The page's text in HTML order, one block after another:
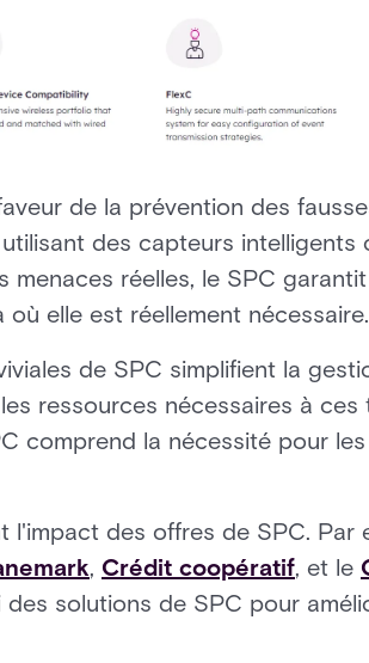
de la prévention des
des capteurs
menaces réelles, le SPC
elle est réellement nécessaire.
de SPC simplifient la
ressources nécessaires à
comprend la nécessité pour
l'impact des offres de SPC. Par
, Crédit coopératif, et le
solutions de SPC pour